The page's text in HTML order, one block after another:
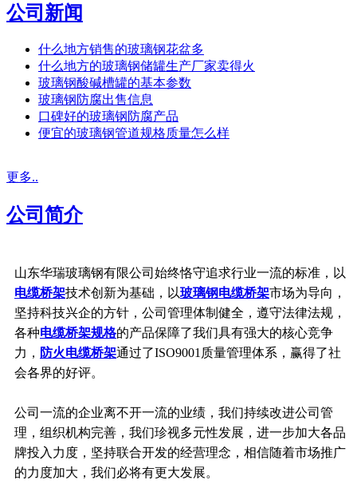
公司新闻
什么地方销售的玻璃钢花盆多
什么地方的玻璃钢储罐生产厂家卖得火
玻璃钢酸碱槽罐的基本参数
玻璃钢防腐出售信息
口碑好的玻璃钢防腐产品
便宜的玻璃钢管道规格质量怎么样
更多..
公司简介
山东华瑞玻璃钢有限公司始终恪守追求行业一流的标准，以
电缆桥架技术创新为基础，以玻璃钢电缆桥架市场为导向，
坚持科技兴企的方针，公司管理体制健全，遵守法律法规，
各种电缆桥架规格的产品保障了我们具有强大的核心竞争
力， 防火电缆桥架通过了ISO9001质量管理体系，赢得了社
会各界的好评。
公司一流的企业离不开一流的业绩，我们持续改进公司管
理，组织机构完善，我们珍视多元性发展，进一步加大各品
牌投入力度，坚持联合开发的经营理念，相信随着市场推广
的力度加大，我们必将有更大发展。